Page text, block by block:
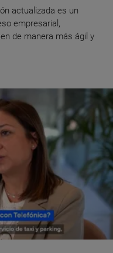
actualizada es un
empresarial,
de manera más ágil y